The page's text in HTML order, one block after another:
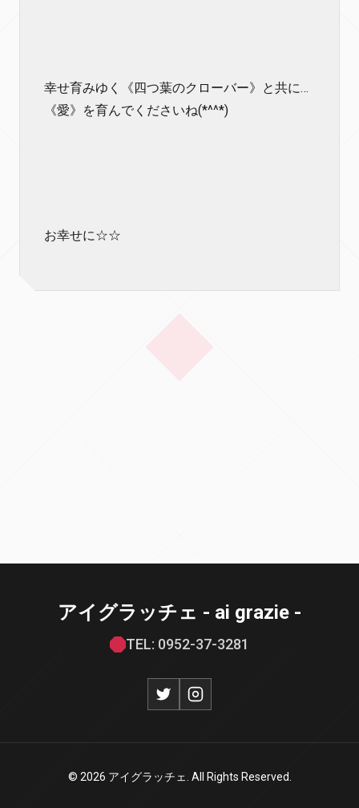
幸せ育みゆく《四つ葉のクローバー》と共に…
《愛》を育んでくださいね(*^^*)
お幸せに☆☆
アイグラッチェ - ai grazie -
TEL: 0952-37-3281
© 2026 アイグラッチェ. All Rights Reserved.